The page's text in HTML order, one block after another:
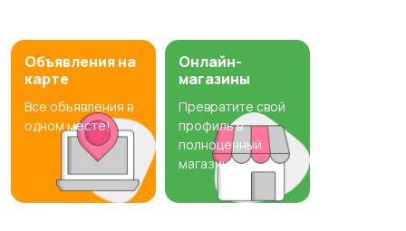
Резюме Хэндмейд
Объявления на
карте
Все объявления в
одном месте!
Онлайн-
магазины
Превратите свой
профиль в
полноценный
магазин